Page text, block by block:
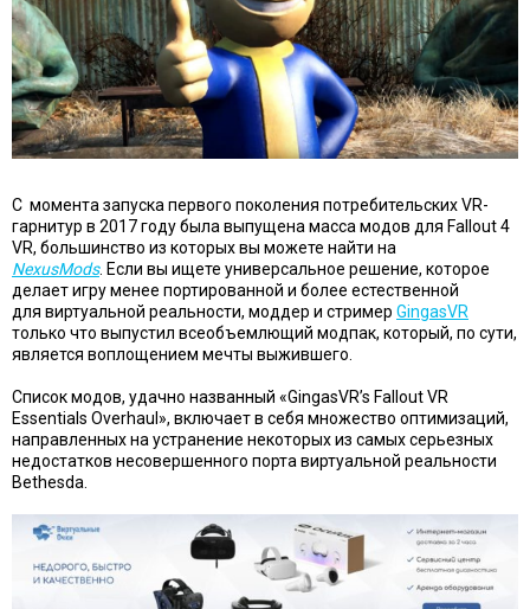
С момента запуска первого поколения потребительских VR-
гарнитур в 2017 году была выпущена масса модов для Fallout 4
VR, большинство из которых вы можете найти на
NexusMods. Если вы ищете универсальное решение, которое
делает игру менее портированной и более естественной
для виртуальной реальности, моддер и стример GingasVR
только что выпустил всеобъемлющий модпак, который, по сути,
является воплощением мечты выжившего.
Список модов, удачно названный «GingasVR’s Fallout VR
Essentials Overhaul», включает в себя множество оптимизаций,
направленных на устранение некоторых из самых серьезных
недостатков несовершенного порта виртуальной реальности
Bethesda.